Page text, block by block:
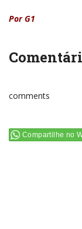
Por G1
comments
Compartilhe no